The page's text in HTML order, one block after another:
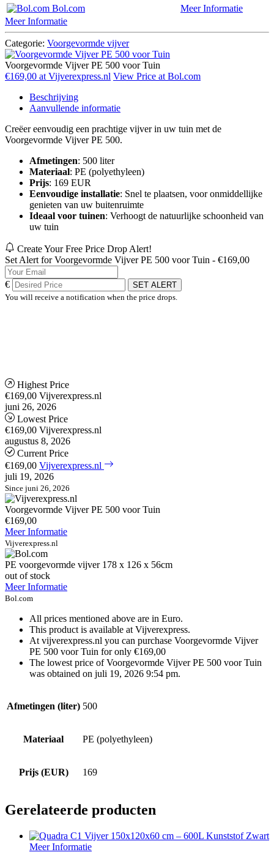
Bol.com
Meer Informatie
Meer Informatie
Categorie: Voorgevormde vijver
Voorgevormde Vijver PE 500 voor Tuin
€169,00 at Vijverexpress.nl View Price at Bol.com
Beschrijving
Aanvullende informatie
Creëer eenvoudig een prachtige vijver in uw tuin met de
Voorgevormde Vijver PE 500.
Afmetingen: 500 liter
Materiaal: PE (polyethyleen)
Prijs: 169 EUR
Eenvoudige installatie: Snel te plaatsen, voor onmiddellijke
genieten van uw buitenruimte
Ideaal voor tuinen: Verhoogt de natuurlijke schoonheid van
uw tuin
Create Your Free Price Drop Alert!
Set Alert for Voorgevormde Vijver PE 500 voor Tuin - €169,00
€
SET ALERT
You will receive a notification when the price drops.
Highest Price
€169,00 Vijverexpress.nl
juni 26, 2026
Lowest Price
€169,00 Vijverexpress.nl
augustus 8, 2026
Current Price
€169,00 Vijverexpress.nl
juli 19, 2026
Since juni 26, 2026
Voorgevormde Vijver PE 500 voor Tuin
€169,00
Meer Informatie
Vijverexpress.nl
PE voorgevormde vijver 178 x 126 x 56cm
out of stock
Meer Informatie
Bol.com
All prices mentioned above are in Euro.
This product is available at Vijverexpress.
At vijverexpress.nl you can purchase Voorgevormde Vijver
PE 500 voor Tuin for only €169,00
The lowest price of Voorgevormde Vijver PE 500 voor Tuin
was obtained on juli 19, 2026 9:54 pm.
Afmetingen (liter) 500
Materiaal PE (polyethyleen)
Prijs (EUR) 169
Gerelateerde producten
Meer Informatie